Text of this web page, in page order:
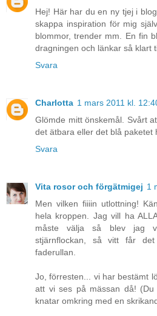
Hej! Här har du en ny tjej i
skappa inspiration för mig
blommor, trender mm. En fin
dragningen och länkar så klart
Svara
Charlotta 1 mars 2011 kl.
Glömde mitt önskemål. Svårt
det ätbara eller det blå paketet
Svara
Vita rosor och förgätmigej 1
Men vilken fiiiin utlottning!
hela kroppen. Jag vill ha
måste välja så blev jag
stjärnflockan, så vitt får
faderullan.
Jo, förresten... vi har bestämt
att vi ses på mässan då!
knatar omkring med en